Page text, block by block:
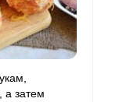
а затем